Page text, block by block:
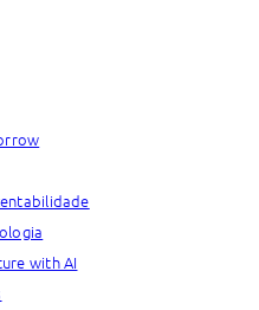
with AI